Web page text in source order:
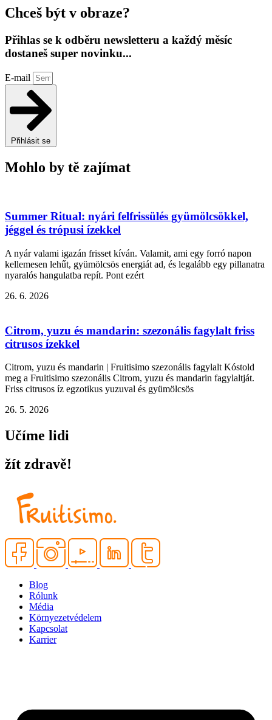
Chceš být v obraze?
Přihlas se k odběru newsletteru a každý měsíc
dostaneš super novinku...
E-mail
Přihlásit se
Mohlo by tě zajímat
Summer Ritual: nyári felfrissülés gyümölcsökkel,
jéggel és trópusi ízekkel
A nyár valami igazán frisset kíván. Valamit, ami egy forró napon
kellemesen lehűt, gyümölcsös energiát ad, és legalább egy pillanatra
nyaralós hangulatba repít. Pont ezért
26. 6. 2026
Citrom, yuzu és mandarin: szezonális fagylalt friss
citrusos ízekkel
Citrom, yuzu és mandarin | Fruitisimo szezonális fagylalt Kóstold
meg a Fruitisimo szezonális Citrom, yuzu és mandarin fagylaltját.
Friss citrusos íz egzotikus yuzuval és gyümölcsös
26. 5. 2026
Učíme lidi
žít zdravě!
Blog
Rólunk
Média
Környezetvédelem
Kapcsolat
Karrier